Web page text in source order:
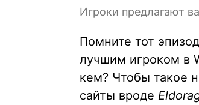
Игроки предлагают
Помните тот
лучшим игроком в
кем? Чтобы такое
сайты вроде